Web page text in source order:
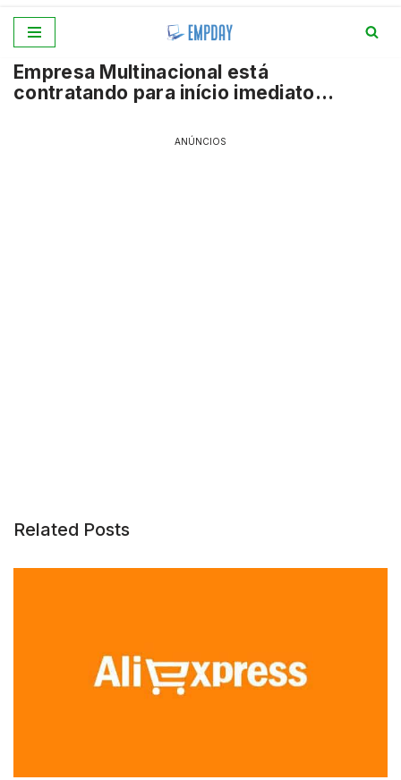
para
o
Empresa Multinacional está
contratando para início imediato…
ANÚNCIOS
Related Posts